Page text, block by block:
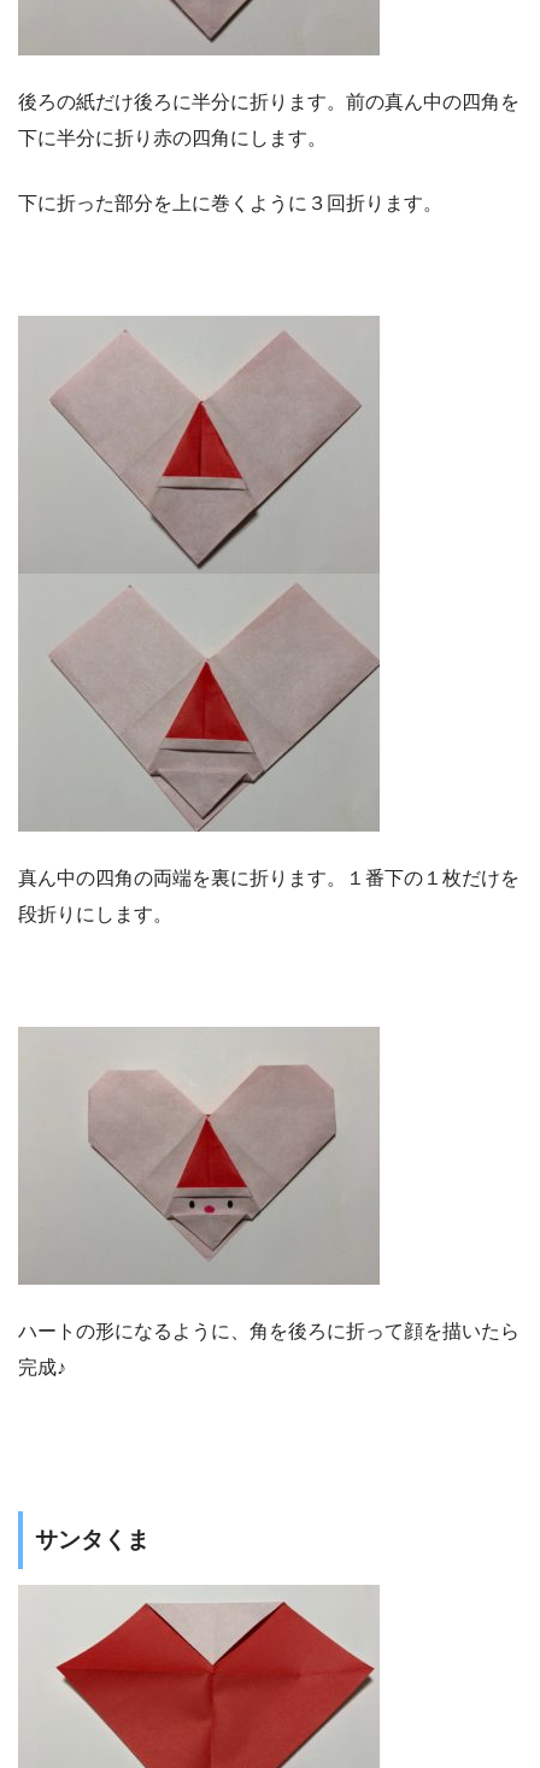
後ろの紙だけ後ろに半分に折ります。前の真ん中の四角を
下に半分に折り赤の四角にします。
下に折った部分を上に巻くように３回折ります。
真ん中の四角の両端を裏に折ります。１番下の１枚だけを
段折りにします。
ハートの形になるように、角を後ろに折って顔を描いたら
完成♪
サンタくま